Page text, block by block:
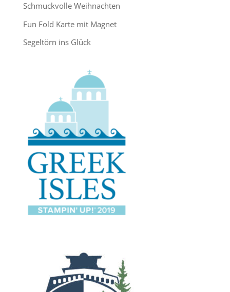
Schmuckvolle Weihnachten
Fun Fold Karte mit Magnet
Segeltörn ins Glück